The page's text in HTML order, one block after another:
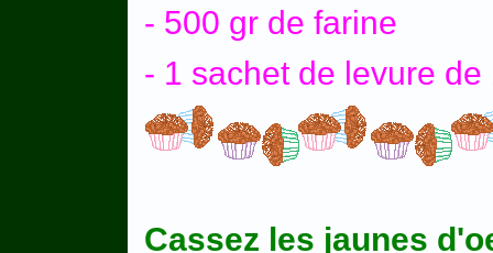
- 500 gr de farine
- 1 sachet de levure
Cassez les jaunes